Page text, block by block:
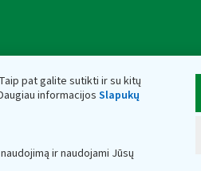
pat galite sutikti ir su kitų
informacijos Slapukų
ir naudojami Jūsų